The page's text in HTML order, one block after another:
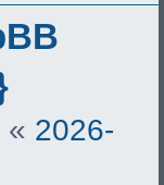
« 2026-